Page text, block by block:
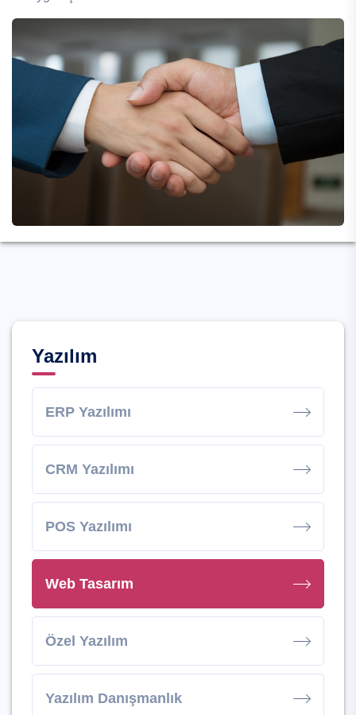
Yazılım
ERP Yazılımı
CRM Yazılımı
POS Yazılımı
Web Tasarım
Özel Yazılım
Yazılım Danışmanlık